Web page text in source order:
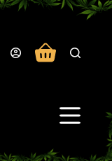
Košarica